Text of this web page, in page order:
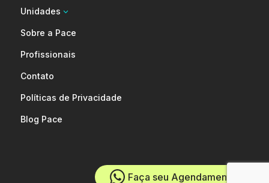
Unidades 3
Sobre a Pace
Profissionais
Contato
Políticas de Privacidade
Blog Pace
Faça seu Agendamento